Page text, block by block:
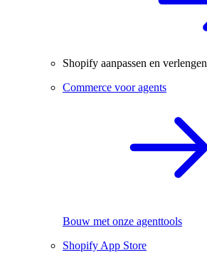
Shopify aanpassen en verlengen
Commerce voor agents
Bouw met onze agenttools
Shopify App Store